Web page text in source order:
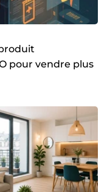
pour vendre plus